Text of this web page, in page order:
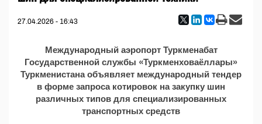
27.04.2026 - 16:43
Международный аэропорт Туркменабат
Государственной службы «Туркменховаёллары»
Туркменистана объявляет международный тендер
в форме запроса котировок на закупку шин
различных типов для специализированных
транспортных средств